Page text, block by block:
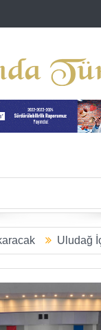
Uludağ İçecek’ten